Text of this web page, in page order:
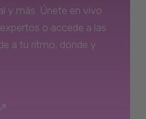
y más. Únete en vivo
o accede a las
a tu ritmo, donde y